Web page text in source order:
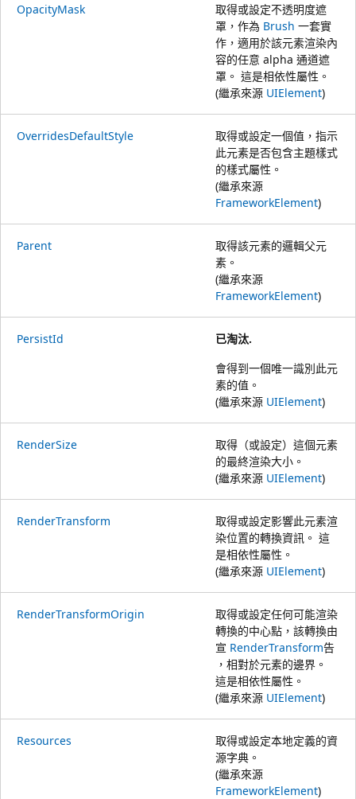
OpacityMask
取得或設定不透明度遮
罩，作為 Brush 一套實
作，適用於該元素渲染內
容的任意 alpha 通道遮
罩。 這是相依性屬性。
(繼承來源 UIElement)
OverridesDefaultStyle
取得或設定一個值，指示
此元素是否包含主題樣式
的樣式屬性。
(繼承來源
FrameworkElement)
Parent
取得該元素的邏輯父元
素。
(繼承來源
FrameworkElement)
PersistId
已淘汰.
會得到一個唯一識別此元
素的值。
(繼承來源 UIElement)
RenderSize
取得（或設定）這個元素
的最終渲染大小。
(繼承來源 UIElement)
RenderTransform
取得或設定影響此元素渲
染位置的轉換資訊。 這
是相依性屬性。
(繼承來源 UIElement)
RenderTransformOrigin
取得或設定任何可能渲染
轉換的中心點，該轉換由
宣 RenderTransform告
，相對於元素的邊界。
這是相依性屬性。
(繼承來源 UIElement)
Resources
取得或設定本地定義的資
源字典。
(繼承來源
FrameworkElement)